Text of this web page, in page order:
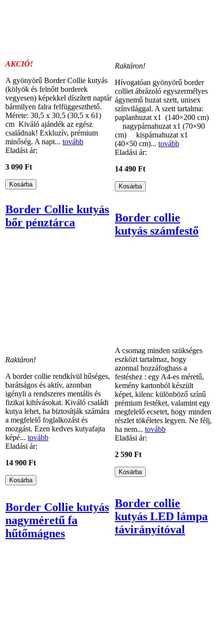
AKCIÓ!
A gyönyörű Border Collie kutyás
(kölyök és felnőtt borderek
vegyesen) képekkel díszített naptár
bármilyen falra felfüggeszthető.
Mérete: 30,5 x 30,5 (30,5 x 61)
cm Kiváló ajándék az egész
családnak! Exkluzív, prémium
minőség. A napt... tovább
Eladási ár:
3 090 Ft
Raktáron!
Hívogatóan gyönyörű border
colliet ábrázoló egyszermélyes
ágynemű huzat szett, unisex
színvilággal. A szett tartalma:
paplanhuzat x1 (140×200 cm)
nagypárnahuzat x1 (70×90
cm) kispárnahuzat x1
(40×50 cm)... tovább
Eladási ár:
14 490 Ft
Border Collie kutyás
bőr pénztárca
Raktáron!
A border collie rendkívül hűséges,
barátságos és aktív, azonban
igényli a rendszeres mentális és
fizikai kihívásokat. Kiváló családi
kutya lehet, ha biztosítják számára
a megfelelő foglalkozást és
mozgást. Ezen kedves kutyafajta
képé... tovább
Eladási ár:
14 900 Ft
Border collie
kutyás számfestő
A csomag minden szükséges
eszközt tartalmaz, hogy
azonnal hozzáfoghass a
festéshez : egy A4-es méretű,
kemény kartonból készült
képet, kilenc különböző színű
prémium festéket, valamint egy
megfelelő ecsetet, hogy minden
részlet tökéletes legyen. Ne félj,
ha nem... tovább
Eladási ár:
2 590 Ft
Border Collie kutyás
nagyméretű fa
hűtőmágnes
Border collie
kutyás LED lámpa
távirányítóval